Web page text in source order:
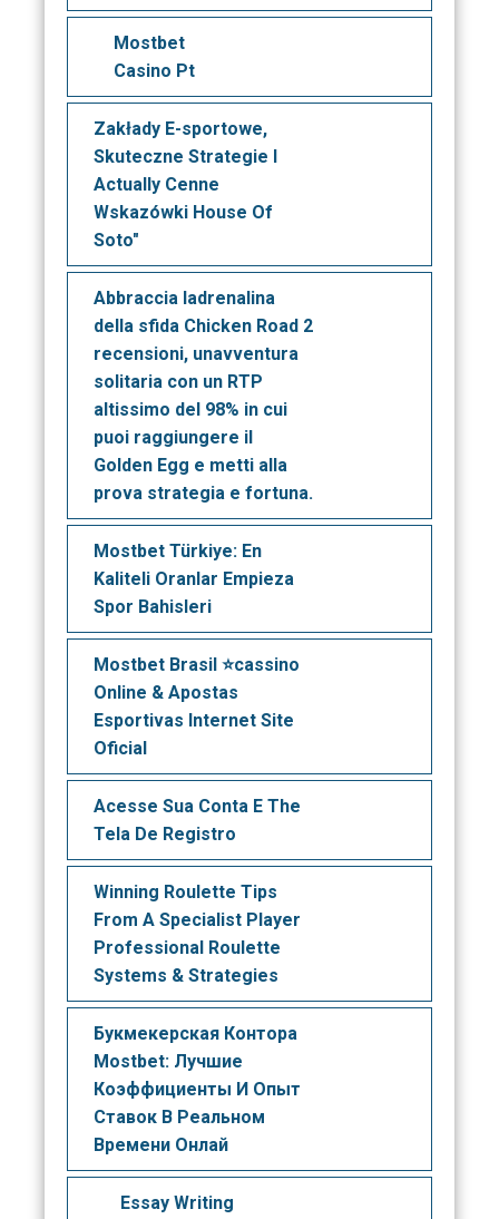
Mostbet
Casino Pt
Zakłady E-sportowe,
Skuteczne Strategie I
Actually Cenne
Wskazówki House Of
Soto"
Abbraccia ladrenalina
della sfida Chicken Road 2
recensioni, unavventura
solitaria con un RTP
altissimo del 98% in cui
puoi raggiungere il
Golden Egg e metti alla
prova strategia e fortuna.
Mostbet Türkiye: En
Kaliteli Oranlar Empieza
Spor Bahisleri
Mostbet Brasil ⭐️cassino
Online & Apostas
Esportivas Internet Site
Oficial
Acesse Sua Conta E The
Tela De Registro
Winning Roulette Tips
From A Specialist Player
Professional Roulette
Systems & Strategies
Букмекерская Контора
Mostbet: Лучшие
Коэффициенты И Опыт
Ставок В Реальном
Времени Онлай
Essay Writing